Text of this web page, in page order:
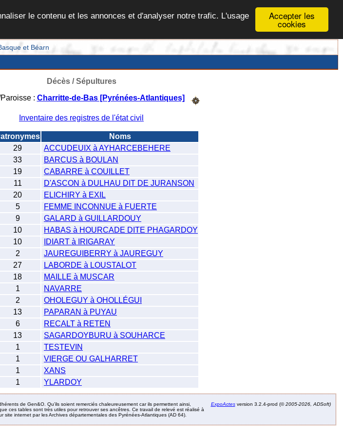
Accepter les
cookies
le contenu et les annonces et d'analyser notre trafic. L'usage
et Béarn
Décès / Sépultures
: Charritte-de-Bas [Pyrénées-Atlantiques]
Inventaire des registres de l'état civil
Noms
29
ACCUDEUIX à AYHARCEBEHERE
33
BARCUS à BOULAN
19
CABARRE à COUILLET
11
D'ASCON à DULHAU DIT DE JURANSON
20
ELICHIRY à EXIL
5
FEMME INCONNUE à FUERTE
9
GALARD à GUILLARDOUY
10
HABAS à HOURCADE DITE PHAGARDOY
10
IDIART à IRIGARAY
2
JAUREGUIBERRY à JAUREGUY
27
LABORDE à LOUSTALOT
18
MAILLE à MUSCAR
1
NAVARRE
2
OHOLEGUY à OHOLLÉGUI
13
PAPARAN à PUYAU
6
RECALT à RETEN
13
SAGARDOYBURU à SOUHARCE
1
TESTEVIN
1
VIERGE OU GALHARRET
1
XANS
1 YLARDOY
de Gen&O. Qu’ils soient remerciés chaleureusement car ils permettent ainsi,
ces tables sont très utiles pour retrouver ses ancêtres. Ce travail de relevé est réalisé à
site internet par les Archives départementales des Pyrénées-Atlantiques (AD 64).
ExpoActesversion 3.2.4-prod (©2005-2026, ADSoft)